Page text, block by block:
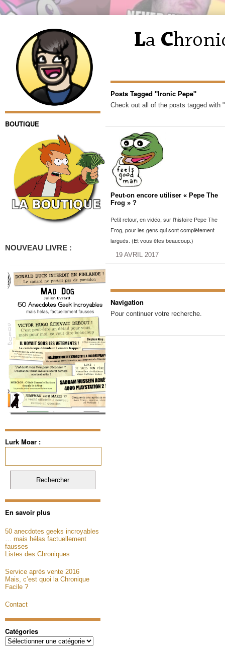
BOUTIQUE
NOUVEAU LIVRE :
Lurk Moar :
En savoir plus
50 anecdotes geeks incroyables
… mais hélas factuellement
fausses
Listes des Chroniques
Service après vente 2016
Mais, c’est quoi la Chronique
Facile ?
Contact
Catégories
Catégories
Posts Tagged "Ironic Pepe"
Check out all of the posts tagged with
Peut-on encore utiliser « Pepe The
Frog » ?
Petit retour, en vidéo, sur l’histoire Pepe The
Frog, pour les gens qui sont complètement
largués. (Et vous êtes beaucoup.)
19 AVRIL 2017
Navigation
Pour continuer votre recherche.